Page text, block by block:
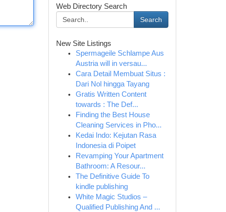
Web Directory Search
Search
New Site Listings
Spermageile Schlampe Aus
Austria will in versau...
Cara Detail Membuat Situs :
Dari Nol hingga Tayang
Gratis Written Content
towards : The Def...
Finding the Best House
Cleaning Services in Pho...
Kedai Indo: Kejutan Rasa
Indonesia di Poipet
Revamping Your Apartment
Bathroom: A Resour...
The Definitive Guide To
kindle publishing
White Magic Studios –
Qualified Publishing And ...